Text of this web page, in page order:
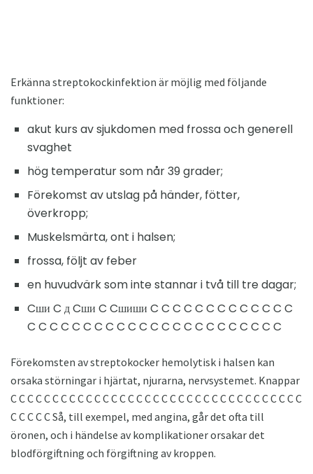
Erkänna streptokockinfektion är möjlig med följande
funktioner:
akut kurs av sjukdomen med frossa och generell
svaghet
hög temperatur som når 39 grader;
Förekomst av utslag på händer, fötter,
överkropp;
Muskelsmärta, ont i halsen;
frossa, följt av feber
en huvudvärk som inte stannar i två till tre dagar;
Cши C д Cши C Cшиши C C C C C C C C C C C C C
C C C C C C C C C C C C C C C C C C C C C C C
Förekomsten av streptokocker hemolytisk i halsen kan
orsaka störningar i hjärtat, njurarna, nervsystemet. Knappar
C C C C C C C C C C C C C C C C C C C C C C C C C C C C C C C C C C C
C C C C C Så, till exempel, med angina, går det ofta till
öronen, och i händelse av komplikationer orsakar det
blodförgiftning och förgiftning av kroppen.